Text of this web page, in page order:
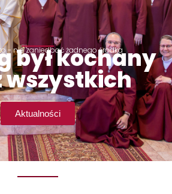
- nie zaniedbać żadnego środka
był kochany
wszystkich
Aktualności